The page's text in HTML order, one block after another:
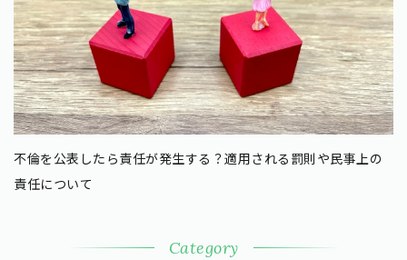
不倫を公表したら責任が発生する？適用される罰則や民事上の
責任について
Category